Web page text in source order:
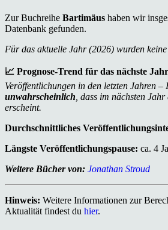
Zur Buchreihe Bartimäus haben wir
Datenbank gefunden.
Für das aktuelle Jahr (2026) wurden
📈 Prognose-Trend für das nächste
Veröffentlichungen in den letzten Jahren –
unwahrscheinlich , dass im nächsten
erscheint.
Durchschnittliches
Längste Veröffentlichungspause: ca. 4
Weitere Bücher von: Jonathan Stroud
Hinweis: Weitere Informationen zur
Aktualität findest du hier.